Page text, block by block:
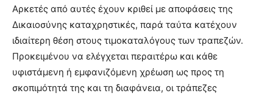
Αρκετές από αυτές έχουν κριθεί με αποφάσεις της
Δικαιοσύνης καταχρηστικές, παρά ταύτα κατέχουν
ιδιαίτερη θέση στους τιμοκαταλόγους των τραπεζών.
Προκειμένου να ελέγχεται περαιτέρω και κάθε
υφιστάμενη ή εμφανιζόμενη χρέωση ως προς τη
σκοπιμότητά της και τη διαφάνεια, οι τράπεζες